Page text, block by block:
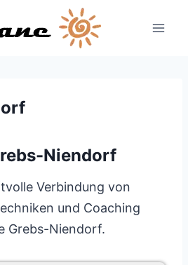
Niendorf
Verbindung von
und Coaching
Grebs-Niendorf.